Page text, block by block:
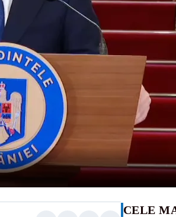
CELE